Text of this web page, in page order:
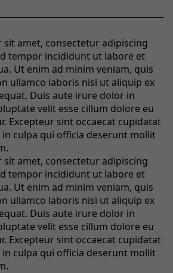
amet, consectetur adipiscing
tempor incididunt ut labore et
Ut enim ad minim veniam, quis
ullamco laboris nisi ut aliquip ex
Duis aute irure dolor in
velit esse cillum dolore eu
Excepteur sint occaecat cupidatat
culpa qui officia deserunt mollit
amet, consectetur adipiscing
tempor incididunt ut labore et
Ut enim ad minim veniam, quis
ullamco laboris nisi ut aliquip ex
Duis aute irure dolor in
velit esse cillum dolore eu
Excepteur sint occaecat cupidatat
culpa qui officia deserunt mollit